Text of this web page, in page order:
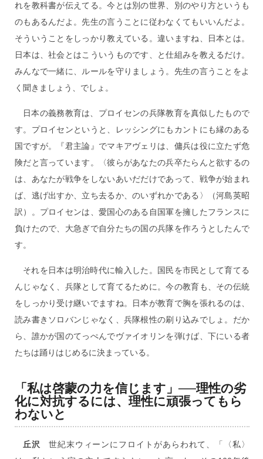
れを教科書が伝えてる。今とは別の世界、別のやり方というも
のもあるんだよ。先生の言うことに従わなくてもいいんだよ。
そういうことをしっかり教えている。違いますね、日本とは。
日本は、社会とはこういうものです、と仕組みを教えるだけ。
みんなで一緒に、ルールを守りましょう。先生の言うことをよ
く聞きましょう、でしょ。
日本の義務教育は、プロイセンの兵隊教育を真似したもので
す。プロイセンというと、レッシングにもカントにも縁のある
国ですが。『君主論』でマキアヴェリは、傭兵は役に立たず危
険だと言っています。〈彼らがあなたの兵卒たらんと欲するの
は、あなたが戦争をしないあいだだけであって、戦争が始まれ
ば、逃げ出すか、立ち去るか、のいずれかである〉（河島英昭
訳）。プロイセンは、愛国心のある自国軍を擁したフランスに
負けたので、大急ぎで自分たちの国の兵隊を作ろうとしたんで
す。
それを日本は明治時代に輸入した。国民を市民として育てる
んじゃなく、兵隊として育てるために。今の教育も、その伝統
をしっかり受け継いでますね。日本が教育で胸を張れるのは、
読み書きソロバンじゃなく、兵隊根性の刷り込みでしょ。だか
ら、誰かが国のてっぺんでヴァイオリンを弾けば、下にいる者
たちは踊りはじめるに決まっている。
「私は啓蒙の力を信じます」──理性の劣
化に対抗するには、理性に頑張ってもら
わないと
丘沢 世紀末ウィーンにフロイトがあらわれて、「〈私〉